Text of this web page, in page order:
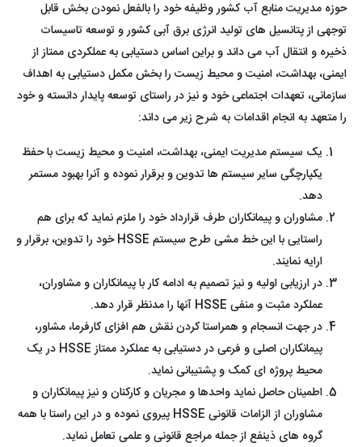
حوزه مدیریت منابع آب کشور وظیفه خود را بالفعل نمودن بخش قابل
توجهی از پتانسیل های تولید انرژی برق آبی کشور و توسعه تاسیسات
ذخیره و انتقال آب می داند و براین اساس دستیابی به عملکردی ممتاز از
ایمنی، بهداشت، امنیت و محیط زیست را بخش مکمل دستیابی به اهداف
سازمانی، تعهدات اجتماعی خود و نیز در راستای توسعه پایدار دانسته و خود
را متعهد به انجام اقدامات به شرح زیر می داند:
یک سیستم مدیریت ایمنی، بهداشت، امنیت و محیط زیست با حفظ
یکپارچگی سایر سیستم ها تدوین و برقرار نموده و آنرا بهبود مستمر
دهد.
مشاوران و پیمانکاران طرف قرارداد خود را ملزم نماید که برای هم
راستایی با این خط مشی طرح سیستم HSSE خود را تدوین، برقرار و
ارایه نمایند.
در ارزیابی اولیه و نیز تصمیم به ادامه کار با پیمانکاران و مشاوران،
عملکرد مثبت و منفی HSSE آنها را مدنظر قرار دهد.
در جهت انسجام و همراستا کردن نقش هم افزای کارفرما، مشاور،
پیمانکاران اصلی و فرعی در دستیابی به عملکرد ممتاز HSSE در یک
محیط پروژه ای کمک و پشتیبانی نماید.
اطمینان حاصل نماید واحدها و مجریان و کارکنان و نیز پیمانکاران و
مشاوران از الزامات قانونی HSSE پیروی نموده و در این راستا با همه
گروه های ذینفع از جمله مراجع قانونی و علمی تعامل نماید.